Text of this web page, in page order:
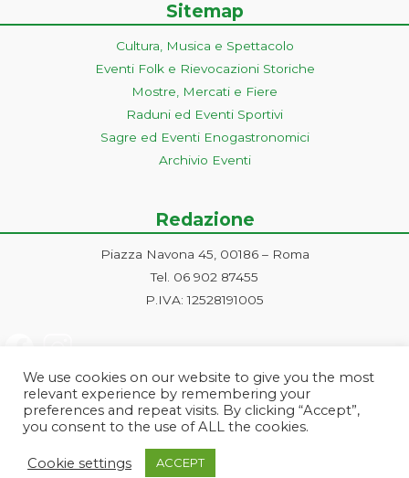
Sitemap
Cultura, Musica e Spettacolo
Eventi Folk e Rievocazioni Storiche
Mostre, Mercati e Fiere
Raduni ed Eventi Sportivi
Sagre ed Eventi Enogastronomici
Archivio Eventi
Redazione
Piazza Navona 45, 00186 – Roma
Tel. 06 902 87455
P.IVA: 12528191005
Roma | PI e CF: 12528191005 | markonetsrl@pec.it |
We use cookies on our website to give you the most
relevant experience by remembering your
preferences and repeat visits. By clicking “Accept”,
you consent to the use of ALL the cookies.
Cookie settings ACCEPT